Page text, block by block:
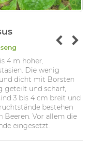
4 m hoher,
Die wenig
dicht mit Borsten
geteilt und scharf,
3 bis 4 cm breit und
bestehen
Beeren. Vor allem die
eingesetzt.